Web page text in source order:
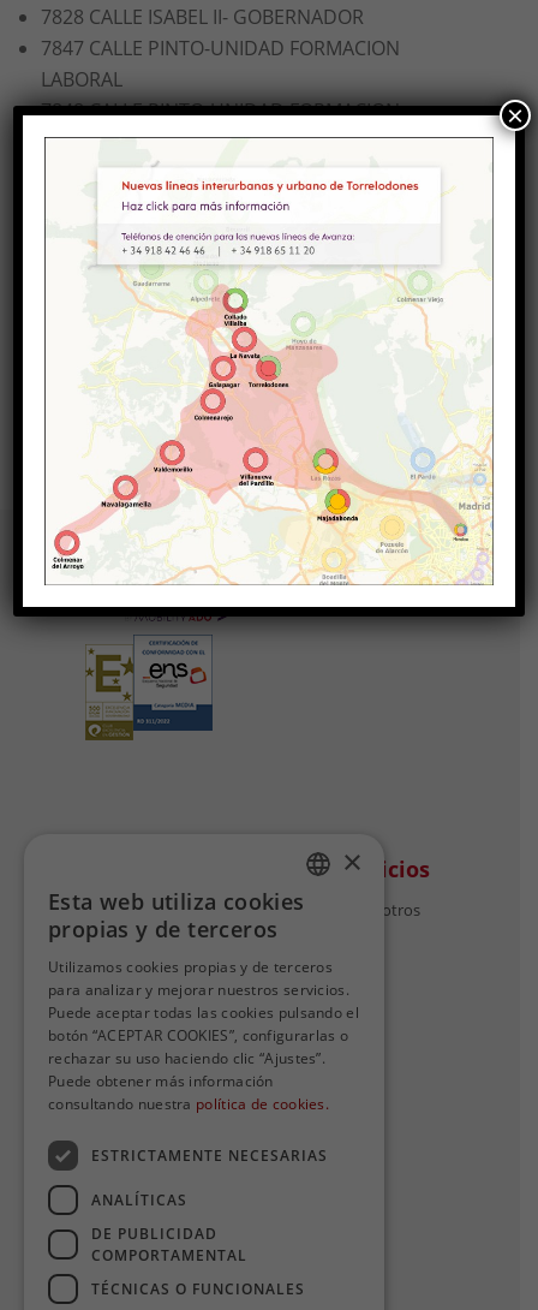
7828 CALLE ISABEL II- GOBERNADOR
7847 CALLE PINTO-UNIDAD FORMACION
LABORAL
7848 CALLE PINTO-UNIDAD FORMACION
LABORAL
16118 CALLE FERNANDO III EL SANTO-ALFONSO X
19127 JAIME-ISABEL II
Líneas Afectadas:461- -L2
Volver a todos los avisos
Quiénes somos
Nuestro compromiso
Nuestro equipo
Avanza en cifras
Otros servicios
Trabaja con nosotros
Contacto
Contacta con nosotros
Quejas y sugerencias
info.cercanias.madrid@avan
zagrupo.com
×
×
Esta web utiliza cookies
propias y de terceros
Utilizamos cookies propias y de terceros
para analizar y mejorar nuestros servicios.
Puede aceptar todas las cookies pulsando el
botón “ACEPTAR COOKIES”, configurarlas o
rechazar su uso haciendo clic “Ajustes”.
Puede obtener más información
consultando nuestra política de cookies.
ESTRICTAMENTE NECESARIAS
ANALÍTICAS
DE PUBLICIDAD
COMPORTAMENTAL
TÉCNICAS O FUNCIONALES